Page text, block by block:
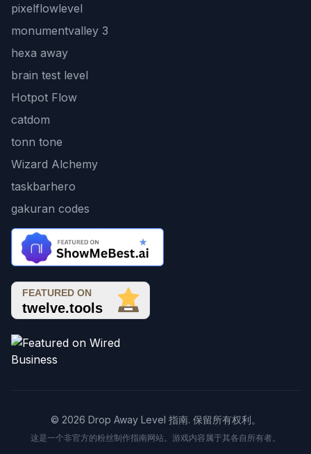
pixelflowlevel
monumentvalley 3
hexa away
brain test level
Hotpot Flow
catdom
tonn tone
Wizard Alchemy
taskbarhero
gakuran codes
© 2026 Drop Away Level 指南. 保留所有权利。
这是一个非官方的粉丝制作指南网站。游戏内容属于其各自所有者。